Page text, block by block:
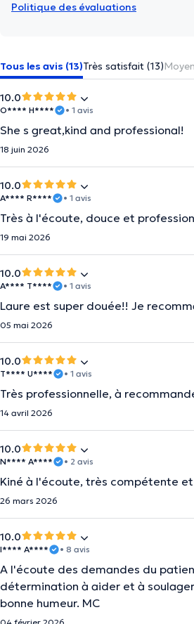
Politique des évaluations
Tous les avis (13)Très satisfait (13)
10.0
O**** H**** • 1 avis
She s great,kind and professional!
18 juin 2026
10.0
A**** R**** • 1 avis
Très à l'écoute, douce et
19 mai 2026
10.0
A**** T**** • 1 avis
Laure est super douée!! Je
05 mai 2026
10.0
T**** U**** • 1 avis
Très professionnelle, à
14 avril 2026
10.0
N**** A**** • 2 avis
Kiné à l'écoute, très compétente
26 mars 2026
10.0
I**** A**** • 8 avis
A l'écoute des demandes du
détermination à aider et à
bonne humeur. MC